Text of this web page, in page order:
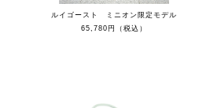
ルイゴースト ミニオン限定モデル
65,780円（税込）